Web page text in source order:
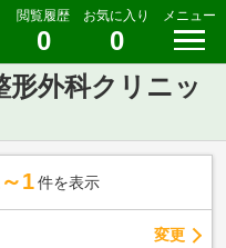
閲覧履歴
0
お気に入り
0
メニュー
形外科クリニッ
1 件を表示
変更